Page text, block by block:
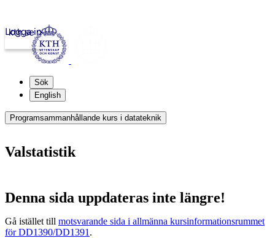
kth.se
Logga in
Sök
English
Programsammanhållande kurs i datateknik
Valstatistik
Denna sida uppdateras inte längre!
Gå istället till motsvarande sida i allmänna kursinformationsrummet
för DD1390/DD1391 .